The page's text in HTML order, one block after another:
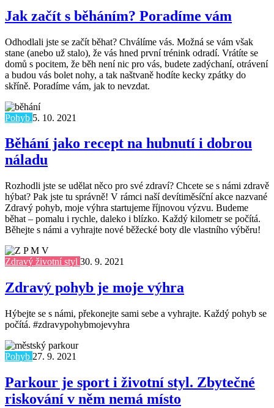
Jak začít s běháním? Poradíme vám
Odhodlali jste se začít běhat? Chválíme vás. Možná se vám však
stane (anebo už stalo), že vás hned první trénink odradí. Vrátíte se
domů s pocitem, že běh není nic pro vás, budete zadýchaní, otrávení
a budou vás bolet nohy, a tak naštvaně hodíte kecky zpátky do
skříně. Poradíme vám, jak to nevzdat.
Pohyb 5. 10. 2021
Běhání jako recept na hubnutí i dobrou
náladu
Rozhodli jste se udělat něco pro své zdraví? Chcete se s námi zdravě
hýbat? Pak jste tu správně! V rámci naší devítiměsíční akce nazvané
Zdravý pohyb, moje výhra startujeme říjnovou výzvu. Budeme
běhat – pomalu i rychle, daleko i blízko. Každý kilometr se počítá.
Běhejte s námi a vyhrajte nové běžecké boty dle vlastního výběru!
Zdravý životní styl 30. 9. 2021
Zdravý pohyb je moje výhra
Hýbejte se s námi, překonejte sami sebe a vyhrajte. Každý pohyb se
počítá. #zdravypohybmojevyhra
Pohyb 27. 9. 2021
Parkour je sport i životní styl. Zbytečné
riskování v něm nemá místo